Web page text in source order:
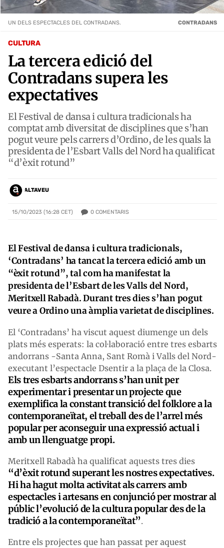
CULTURA
La tercera edició del
Contradans supera les
expectatives
El Festival de dansa i cultura tradicionals ha
comptat amb diversitat de disciplines que s’han
pogut veure pels carrers d’Ordino, de les quals la
presidenta de l’Esbart Valls del Nord ha qualificat
“d’èxit rotund”
ALTAVEU
15/10/2023 (16:28 CET) 0 COMENTARIS
UN DELS ESPECTACLES DEL CONTRADANS. CONTRADANS
El Festival de dansa i cultura tradicionals,
‘Contradans’ ha tancat la tercera edició amb un
“èxit rotund”, tal com ha manifestat la
presidenta de l’Esbart de les Valls del Nord,
Meritxell Rabadà. Durant tres dies s’han pogut
veure a Ordino una àmplia varietat de disciplines.
El ‘Contradans’ ha viscut aquest diumenge un dels
plats més esperats: la col·laboració entre tres esbarts
andorrans -Santa Anna, Sant Romà i Valls del Nord-
executant l’espectacle Dsentir a la plaça de la Closa.
Els tres esbarts andorrans s’han unit per
experimentar i presentar un projecte que
exemplifica la constant transició del folklore a la
contemporaneïtat, el treball des de l’arrel més
popular per aconseguir una expressió actual i
amb un llenguatge propi.
Meritxell Rabadà ha qualificat aquests tres dies
“d’èxit rotund superant les nostres expectatives.
Hi ha hagut molta activitat als carrers amb
espectacles i artesans en conjunció per mostrar al
públic l’evolució de la cultura popular des de la
tradició a la contemporaneïtat”.
Entre els projectes que han passat per aquest